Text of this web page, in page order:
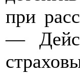
при
—